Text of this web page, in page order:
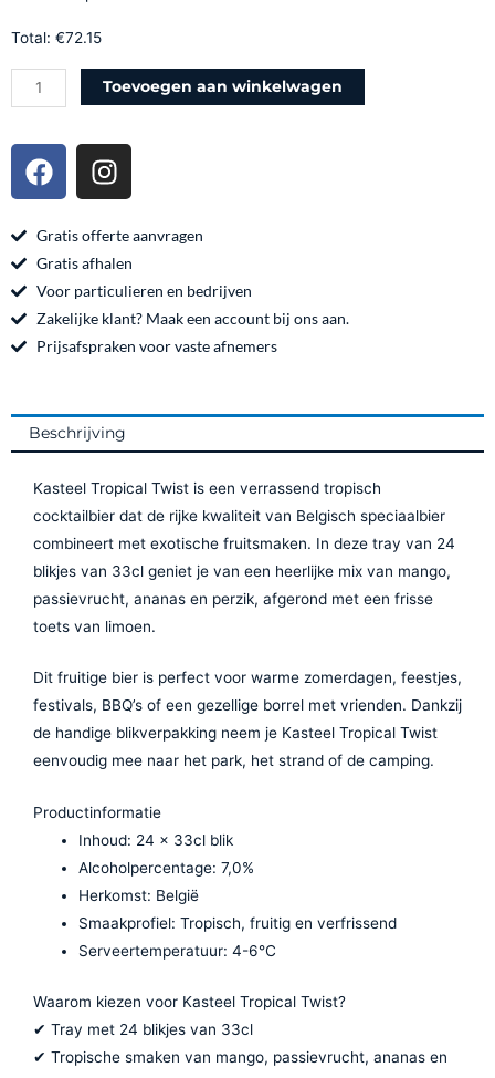
Total: €72.15
33cl
Blik
Cocktailbier
vol
aantal
Toevoegen aan winkelwagen
F
a
e
b
o
o
k
I
n
t
a
g
r
a
Gratis offerte aanvragen
Gratis afhalen
Voor particulieren en bedrijven
Zakelijke klant? Maak een account bij ons aan.
Prijsafspraken voor vaste afnemers
Beschrijving
Kasteel Tropical Twist is een verrassend tropisch
cocktailbier dat de rijke kwaliteit van Belgisch speciaalbier
combineert met exotische fruitsmaken. In deze tray van 24
blikjes van 33cl geniet je van een heerlijke mix van mango,
passievrucht, ananas en perzik, afgerond met een frisse
toets van limoen.
Dit fruitige bier is perfect voor warme zomerdagen, feestjes,
festivals, BBQ’s of een gezellige borrel met vrienden. Dankzij
de handige blikverpakking neem je Kasteel Tropical Twist
eenvoudig mee naar het park, het strand of de camping.
Productinformatie
Inhoud: 24 x 33cl blik
Alcoholpercentage: 7,0%
Herkomst: België
Smaakprofiel: Tropisch, fruitig en verfrissend
Serveertemperatuur: 4-6°C
Waarom kiezen voor Kasteel Tropical Twist?
✔ Tray met 24 blikjes van 33cl
✔ Tropische smaken van mango, passievrucht, ananas en